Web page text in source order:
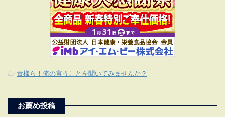
-貴様ら！俺の言うことを聞いてみませんか？
お薦め投稿